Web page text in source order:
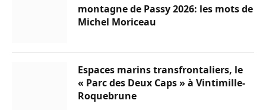
montagne de Passy 2026: les mots de
Michel Moriceau
Espaces marins transfrontaliers, le
« Parc des Deux Caps » à Vintimille-
Roquebrune